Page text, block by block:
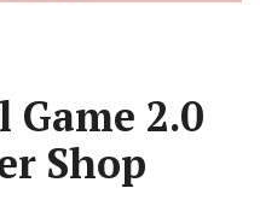
Game 2.0
Shop